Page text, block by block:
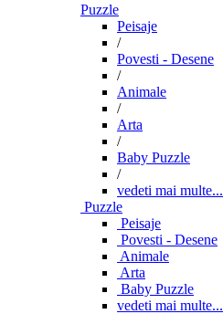
Puzzle
Peisaje
/
Povesti - Desene
/
Animale
/
Arta
/
Baby Puzzle
/
vedeti mai multe...
Puzzle
Peisaje
Povesti - Desene
Animale
Arta
Baby Puzzle
vedeti mai multe...